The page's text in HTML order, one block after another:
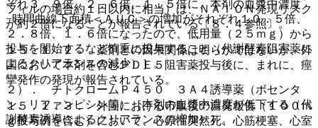
フィルの場合約１日以内に相当）は、ＮＡＩＯＮ発現リスク
が約２倍になることが報告されている〔８．４参照〕。
１５．１．２． 薬剤との因果関係は明らかではないが、外
国において本剤を含むＰＤＥ５阻害薬投与後に、まれに、痙
攣発作の発現が報告されている。
１５．１．３． 外国における市販後の自発報告（１００ｍ
ｇ投与例を含む）において、心原性突然死、心筋梗塞、心室
ぞれ３．９倍、２．６倍、１．５倍に、本剤の血漿中濃度
−時間曲線下面積＜ＡＵＣ＞の増加がそれぞれ１０．５倍、
２．８倍、１．６倍になったので、低用量（２５ｍｇ）から
投与を開始するなど慎重に投与すること（代謝酵素阻害薬に
よるクリアランスの減少）］。
２）． チトクロームＰ４５０ ３Ａ４誘導薬（ボセンタ
ン、リファンピシン等）［本剤の血漿中濃度が低下する（代
謝酵素誘導によるクリアランスの増加）］。